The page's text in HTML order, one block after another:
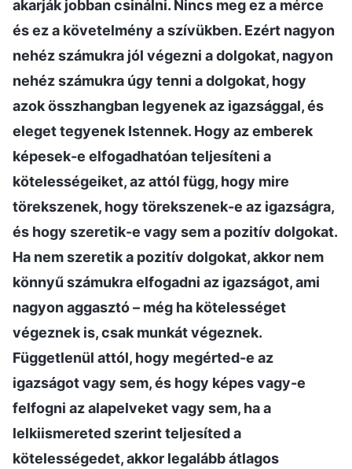
akarják jobban csinálni. Nincs meg ez a mérce
és ez a követelmény a szívükben. Ezért nagyon
nehéz számukra jól végezni a dolgokat, nagyon
nehéz számukra úgy tenni a dolgokat, hogy
azok összhangban legyenek az igazsággal, és
eleget tegyenek Istennek. Hogy az emberek
képesek-e elfogadhatóan teljesíteni a
kötelességeiket, az attól függ, hogy mire
törekszenek, hogy törekszenek-e az igazságra,
és hogy szeretik-e vagy sem a pozitív dolgokat.
Ha nem szeretik a pozitív dolgokat, akkor nem
könnyű számukra elfogadni az igazságot, ami
nagyon aggasztó – még ha kötelességet
végeznek is, csak munkát végeznek.
Függetlenül attól, hogy megérted-e az
igazságot vagy sem, és hogy képes vagy-e
felfogni az alapelveket vagy sem, ha a
lelkiismereted szerint teljesíted a
kötelességedet, akkor legalább átlagos